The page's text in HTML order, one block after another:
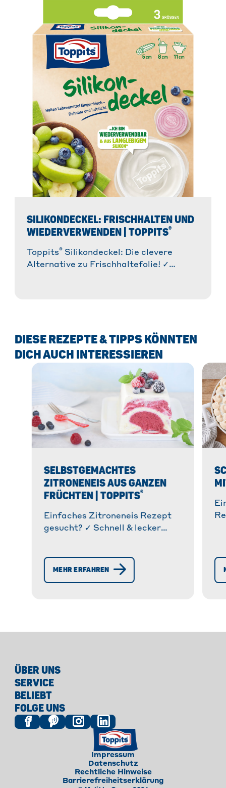
SILIKONDECKEL: FRISCHHALTEN UND
WIEDERVERWENDEN | TOPPITS®
Toppits® Silikondeckel: Die clevere
Alternative zu Frischhaltefolie! ✓
DIESE REZEPTE & TIPPS KÖNNTEN
DICH AUCH INTERESSIEREN
SELBSTGEMACHTES
ZITRONENEIS AUS GANZEN
FRÜCHTEN | TOPPITS®
Einfaches Zitroneneis Rezept
gesucht? ✓ Schnell & lecker
Erfrischend für den Sommer. »
MEHR ERFAHREN
ÜBER UNS
SERVICE
BELIEBT
FOLGE UNS
Impressum
Datenschutz
Rechtliche Hinweise
Barrierefreiheitserklärung